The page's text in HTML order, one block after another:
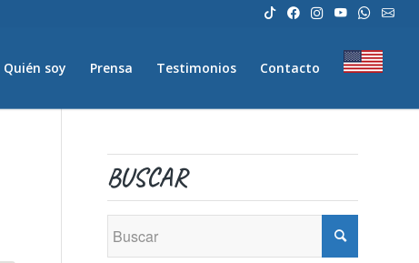
Quién soy Prensa Testimonios Contacto
BUSCAR